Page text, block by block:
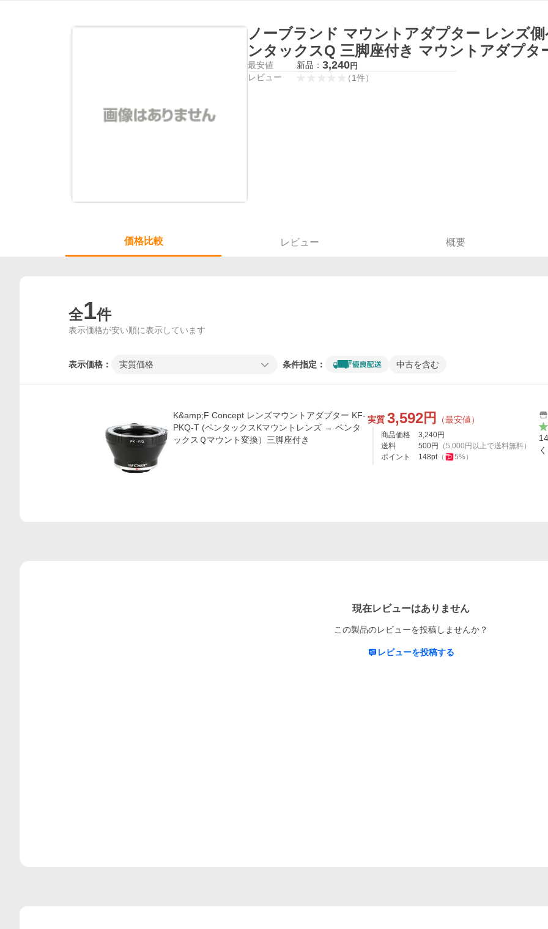
ノーブランド マウントアダプター レンズ
ンタックスQ 三脚座付き マウントアダプタ
最安値 新品： 3,240円
レビュー （1件）
価格比較 レビュー 概要
全1件
表示価格が安い順に表示しています
表示価格： 実質価格 条件指定： 中古を含む
K&amp;F Concept レンズマウントアダプター KF-
PKQ-T (ペンタックスKマウントレンズ → ペンタ
ックスＱマウント変換）三脚座付き
実質 3,592円 （最安値）
商品価格 3,240円
送料
500円 （5,000 円以上で送料無料）
ポイント
148pt（ 5%）
く
現在レビューはありません
この製品のレビューを投稿しませんか？
レビューを投稿する